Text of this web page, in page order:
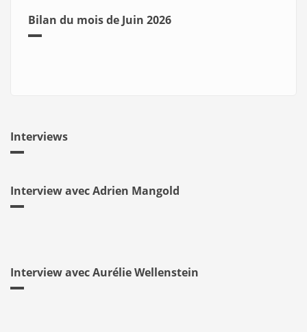
Bilan du mois de Juin 2026
Interviews
Interview avec Adrien Mangold
Interview avec Aurélie Wellenstein